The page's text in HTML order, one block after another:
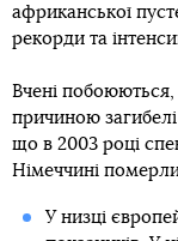
африканської
рекорди та
Вчені
причиною
що в 2003 році
Німеччині
У низці